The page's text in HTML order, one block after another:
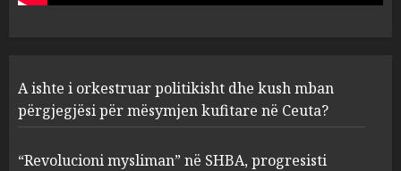
2 AUGUST 6, 2026
3
pas fundosjes anija e rrallë
gjermane e Luftës së Dytë
Botërore
A ishte i orkestruar politikisht dhe kush mban
përgjegjësi për mësymjen kufitare në Ceuta?
“Revolucioni mysliman” në SHBA, progresisti